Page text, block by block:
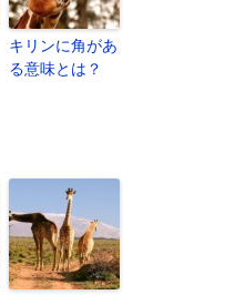
キリンに角があ
る意味とは？